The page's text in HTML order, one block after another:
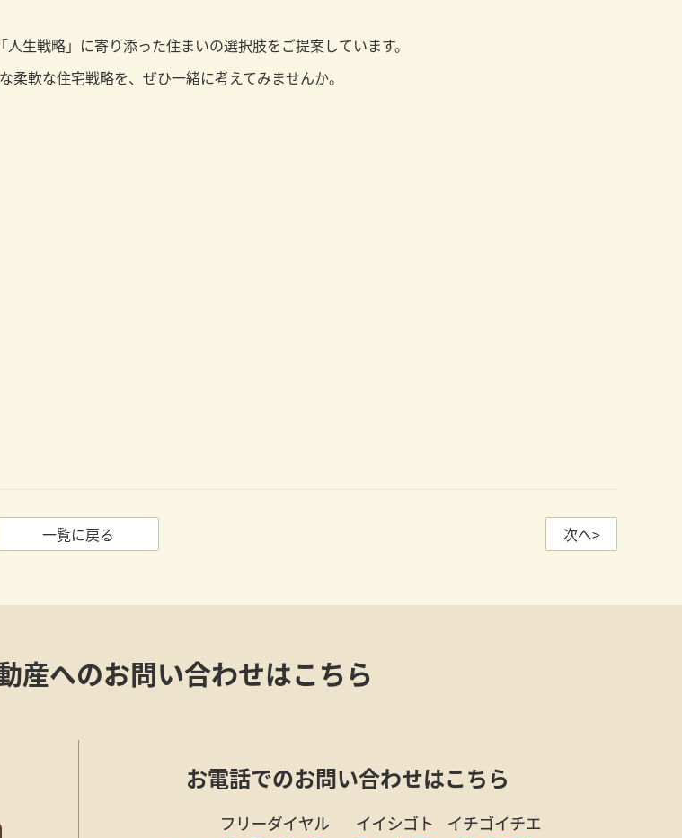
生戦略」に寄り添った住まいの選択肢をご提案しています。
軟な住宅戦略を、ぜひ一緒に考えてみませんか。
一覧に戻る 次へ>
産へのお問い合わせはこちら
お電話でのお問い合わせはこちら